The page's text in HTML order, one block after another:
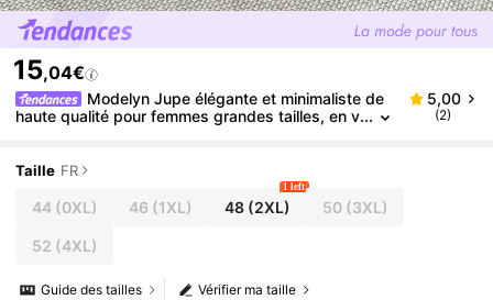
15,04€
Modelyn Jupe élégante et minimaliste de
haute qualité pour femmes grandes tailles, en v
5,00
(2)
Taille FR
44(0XL) 46 (1XL) 48(2XL)
1 left
50(3XL)
52 (4XL)
Vérifier ma taille
Guide des tailles